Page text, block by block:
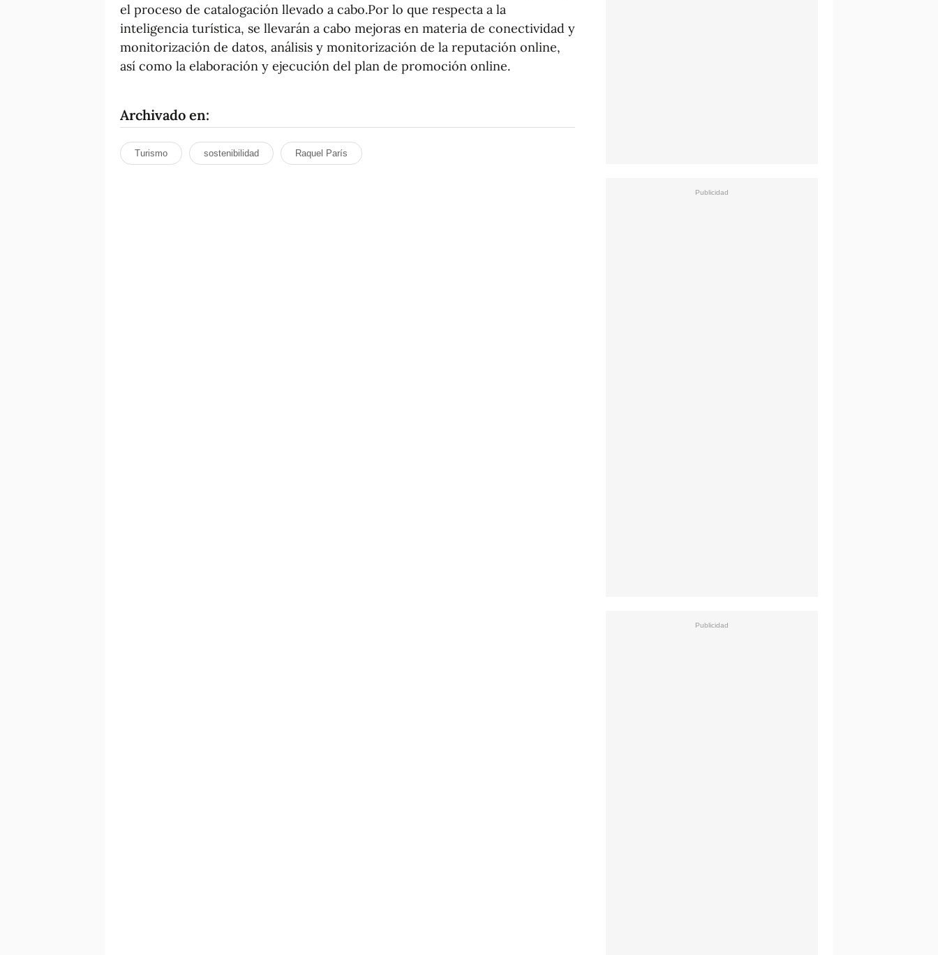
el proceso de catalogación llevado a cabo.Por lo que respecta a la
inteligencia turística, se llevarán a cabo mejoras en materia de conectividad y
monitorización de datos, análisis y monitorización de la reputación online,
así como la elaboración y ejecución del plan de promoción online.
Archivado en:
Turismo sostenibilidad Raquel París